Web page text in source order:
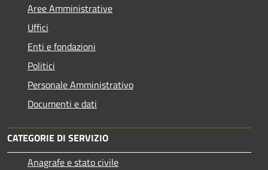
Aree Amministrative
Uffici
Enti e fondazioni
Politici
Personale Amministrativo
Documenti e dati
CATEGORIE DI SERVIZIO
Anagrafe e stato civile